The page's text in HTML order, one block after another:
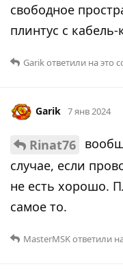
свободное
плинтус с
Garikответили на это
Garik 7 янв 2024
Rinat76
случае, если
не есть хорошо.
самое то.
MasterMSKответили